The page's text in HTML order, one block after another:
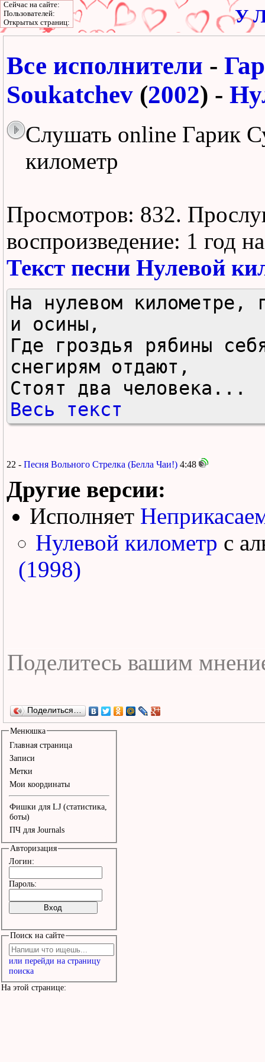
У
Все исполнители -
Soukatchev (2002) -
Слушать online Гарик
километр
Просмотров: 832.
воспроизведение: 1 год
Текст песни Нулевой
На нулевом километре,
и осины,
Где гроздья рябины
снегирям отдают,
Стоят два человека...
Весь текст
22 - Песня Вольного Стрелка (Белла Чаи!) 4:48
Другие версии:
Исполняет
Нулевой километр с
(1998)
Поделиться…
Менюшка
Главная страница
Записи
Метки
Мои координаты
Фишки для LJ (статистика,
боты)
ПЧ для Journals
Авторизация
Логин:
Пароль:
Поиск на сайте
или перейди на страницу
поиска
На этой странице:
Сейчас на сайте:
Пользователей:
Открытых страниц: